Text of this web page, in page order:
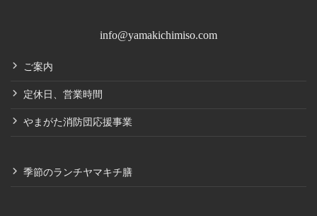
info@yamakichimiso.com
ご案内
定休日、営業時間
やまがた消防団応援事業
季節のランチヤマキチ膳